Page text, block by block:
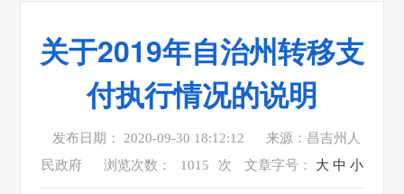
关于2019年自治州转移支
付执行情况的说明
发布日期： 2020-09-30 18:12:12
来源：昌吉州人
民政府
浏览次数： 1015 次 文章字号： 大 中 小